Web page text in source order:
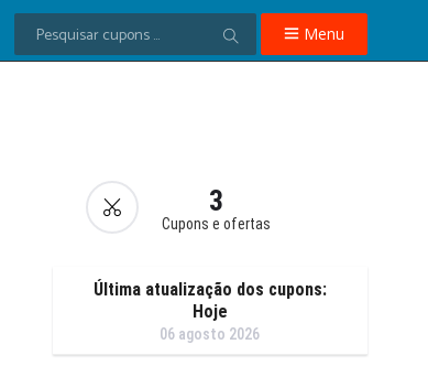
Menu
3
Cupons e ofertas
Última atualização dos cupons:
Hoje
06 agosto 2026